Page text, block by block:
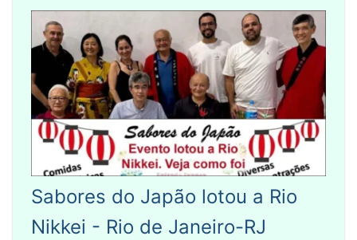
Sabores do Japão lotou a Rio
Nikkei - Rio de Janeiro-RJ